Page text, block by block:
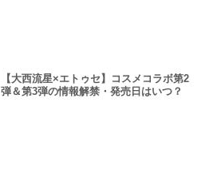
【大西流星×エトゥセ】コスメコラボ第2
弾＆第3弾の情報解禁・発売日はいつ？